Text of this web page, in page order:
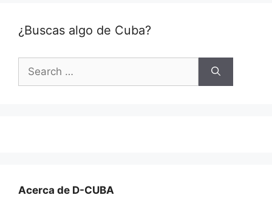
¿Buscas algo de Cuba?
for:
Acerca de D-CUBA